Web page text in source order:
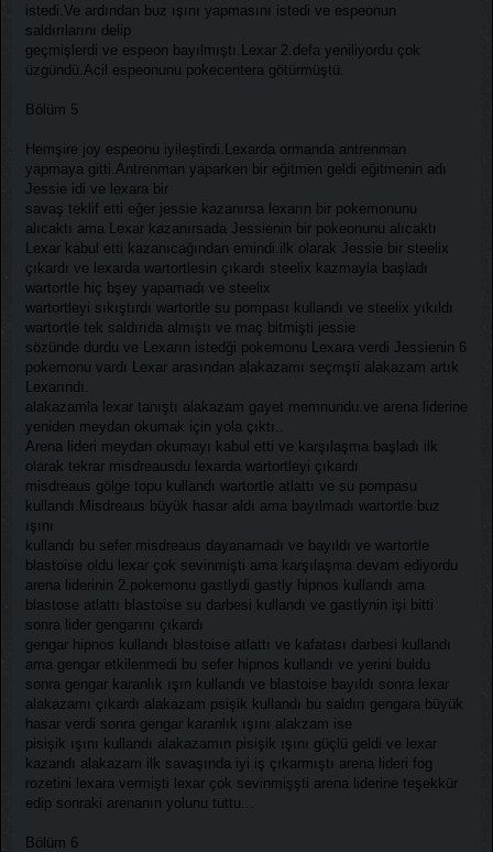
istedi.Ve ardından buz ışını yapmasını istedi ve espeonun
saldırılarını delip
geçmişlerdi ve espeon bayılmıştı.Lexar 2.defa yeniliyordu çok
üzgündü.Acil espeonunu pokecentera götürmüştü.
Bölüm 5
Hemşire joy espeonu iyileştirdi.Lexarda ormanda antrenman
yapmaya gitti.Antrenman yaparken bir eğitmen geldi eğitmenin adı
Jessie idi ve lexara bir
savaş teklif etti eğer jessie kazanırsa lexarın bir pokemonunu
alıcaktı ama Lexar kazanırsada Jessienin bir pokeonunu alıcaktı
Lexar kabul etti kazanıcağından emindi.ilk olarak Jessie bir steelix
çıkardı ve lexarda wartortlesin çıkardı steelix kazmayla başladı
wartortle hiç bşey yapamadı ve steelix
wartortleyi sıkıştırdı wartortle su pompası kullandı ve steelix yıkıldı
wartortle tek saldırıda almıştı ve maç bitmişti jessie
sözünde durdu ve Lexarın istedği pokemonu Lexara verdi Jessienin 6
pokemonu vardı Lexar arasından alakazamı seçmşti alakazam artık
Lexarındı.
alakazamla lexar tanıştı alakazam gayet memnundu.ve arena liderine
yeniden meydan okumak için yola çıktı..
Arena lideri meydan okumayı kabul etti ve karşılaşma başladı ilk
olarak tekrar misdreausdu lexarda wartortleyi çıkardı
misdreaus gölge topu kullandı wartortle atlattı ve su pompasu
kullandı.Misdreaus büyük hasar aldı ama bayılmadı wartortle buz
ışını
kullandı bu sefer misdreaus dayanamadı ve bayıldı ve wartortle
blastoise oldu lexar çok sevinmişti ama karşılaşma devam ediyordu
arena liderinin 2.pokemonu gastlydi gastly hipnos kullandı ama
blastose atlattı blastoise su darbesi kullandı ve gastlynin işi bitti
sonra lider gengarını çıkardı
gengar hipnos kullandı blastoise atlattı ve kafatası darbesi kullandı
ama gengar etkilenmedi bu sefer hipnos kullandı ve yerini buldu
sonra gengar karanlık ışın kullandı ve blastoise bayıldı sonra lexar
alakazamı çıkardı alakazam psişik kullandı bu saldırı gengara büyük
hasar verdi sonra gengar karanlık ışını alakzam ise
pisişik ışını kullandı alakazamın pisişik ışını güçlü geldi ve lexar
kazandı alakazam ilk savaşında iyi iş çıkarmıştı arena lideri fog
rozetini lexara vermişti lexar çok sevinmişşti arena liderine teşekkür
edip sonraki arenanın yolunu tuttu...
Bölüm 6